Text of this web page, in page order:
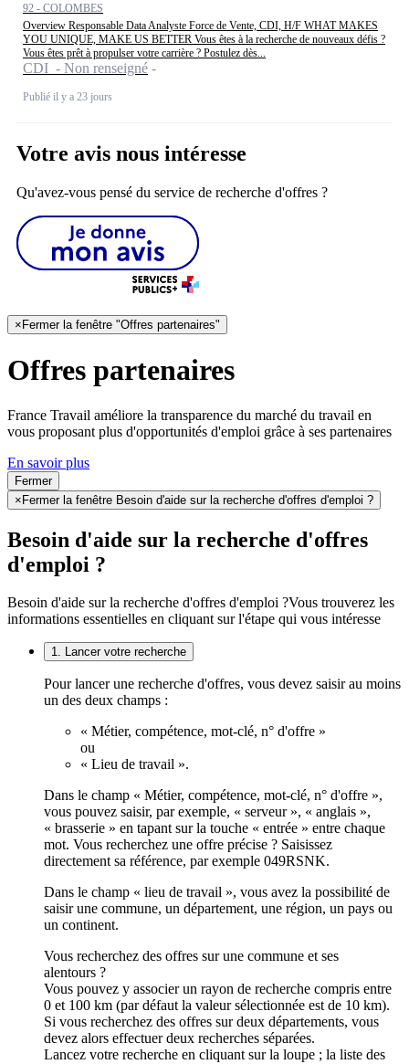
92 - COLOMBES
Overview Responsable Data Analyste Force de Vente, CDI, H/F WHAT MAKES
YOU UNIQUE, MAKE US BETTER Vous êtes à la recherche de nouveaux défis ?
Vous êtes prêt à propulser votre carrière ? Postulez dès...
CDI - Non renseigné
Publié il y a 23 jours
Votre avis nous intéresse
Qu'avez-vous pensé du service de recherche d'offres ?
× Fermer la fenêtre "Offres partenaires"
Offres partenaires
France Travail améliore la transparence du marché du travail en
vous proposant plus d'opportunités d'emploi grâce à ses partenaires
En savoir plus
Fermer
×Fermer la fenêtre Besoin d'aide sur la recherche d'offres d'emploi ?
Besoin d'aide sur la recherche d'offres
d'emploi ?
Besoin d'aide sur la recherche d'offres d'emploi ?Vous trouverez les
informations essentielles en cliquant sur l'étape qui vous intéresse
1. Lancer votre recherche
Pour lancer une recherche d'offres, vous devez saisir au moins
un des deux champs :
« Métier, compétence, mot-clé, n° d'offre »
ou
« Lieu de travail ».
Dans le champ « Métier, compétence, mot-clé, n° d'offre »,
vous pouvez saisir, par exemple, « serveur », « anglais »,
« brasserie » en tapant sur la touche « entrée » entre chaque
mot. Vous recherchez une offre précise ? Saisissez
directement sa référence, par exemple 049RSNK.
Dans le champ « lieu de travail », vous avez la possibilité de
saisir une commune, un département, une région, un pays ou
un continent.
Vous recherchez des offres sur une commune et ses
alentours ?
Vous pouvez y associer un rayon de recherche compris entre
0 et 100 km (par défaut la valeur sélectionnée est de 10 km).
Si vous recherchez des offres sur deux départements, vous
devez alors effectuer deux recherches séparées.
Lancez votre recherche en cliquant sur la loupe ; la liste des